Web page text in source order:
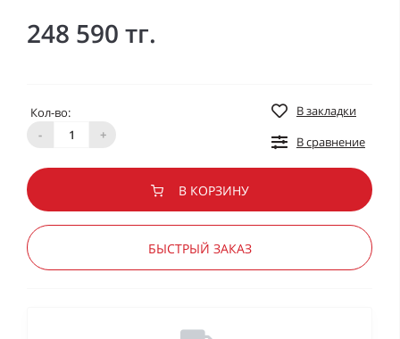
248 590 тг.
Кол-во:
-
+
В закладки
В сравнение
В КОРЗИНУ
БЫСТРЫЙ ЗАКАЗ